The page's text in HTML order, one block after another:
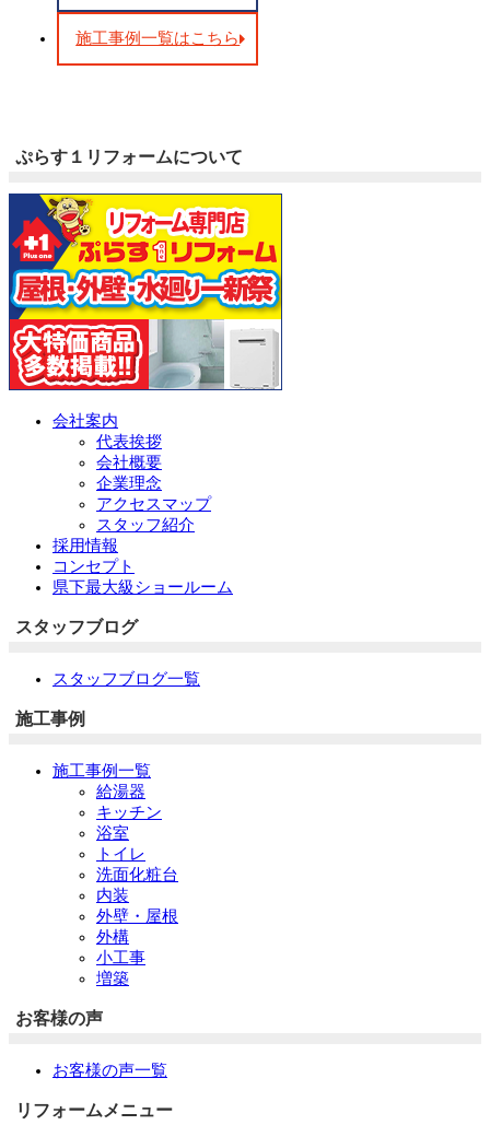
施工事例一覧はこちら
ぷらす１リフォームについて
会社案内
代表挨拶
会社概要
企業理念
アクセスマップ
スタッフ紹介
採用情報
コンセプト
県下最大級ショールーム
スタッフブログ
スタッフブログ一覧
施工事例
施工事例一覧
給湯器
キッチン
浴室
トイレ
洗面化粧台
内装
外壁・屋根
外構
小工事
増築
お客様の声
お客様の声一覧
リフォームメニュー